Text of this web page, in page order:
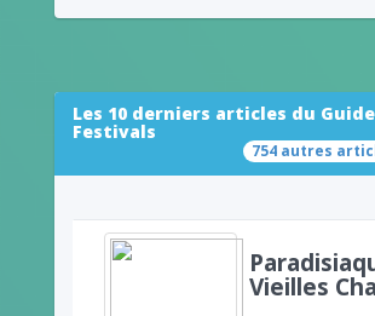
Les 10 derniers articles du
Festivals
754 autres
Vieilles